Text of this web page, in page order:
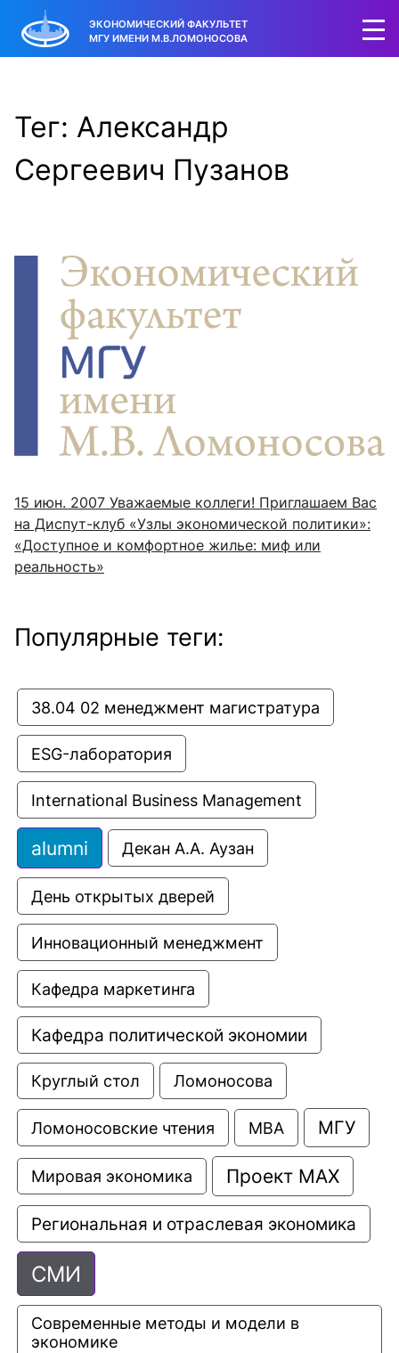
ЭКОНОМИЧЕСКИЙ ФАКУЛЬТЕТ
МГУ ИМЕНИ М.В.ЛОМОНОСОВА
Тег: Александр
Сергеевич Пузанов
15 июн. 2007 Уважаемые коллеги! Приглашаем Вас
на Диспут-клуб «Узлы экономической политики»:
«Доступное и комфортное жилье: миф или
реальность»
Популярные теги:
38.04 02 менеджмент магистратура
ESG-лаборатория
International Business Management
alumni Декан А.А. Аузан
День открытых дверей
Инновационный менеджмент
Кафедра маркетинга
Кафедра политической экономии
Круглый стол Ломоносова
Ломоносовские чтения МВА МГУ
Мировая экономика Проект МАХ
Региональная и отраслевая экономика
СМИ
Современные методы и модели в
экономике